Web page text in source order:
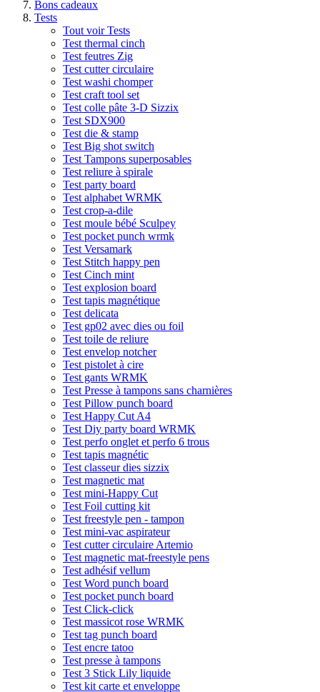
Bons cadeaux
Tests
Tout voir Tests
Test thermal cinch
Test feutres Zig
Test cutter circulaire
Test washi chomper
Test craft tool set
Test colle pâte 3-D Sizzix
Test SDX900
Test die & stamp
Test Big shot switch
Test Tampons superposables
Test reliure à spirale
Test party board
Test alphabet WRMK
Test crop-a-dile
Test moule bébé Sculpey
Test pocket punch wrmk
Test Versamark
Test Stitch happy pen
Test Cinch mint
Test explosion board
Test tapis magnétique
Test delicata
Test gp02 avec dies ou foil
Test toile de reliure
Test envelop notcher
Test pistolet à cire
Test gants WRMK
Test Presse à tampons sans charnières
Test Pillow punch board
Test Happy Cut A4
Test Diy party board WRMK
Test perfo onglet et perfo 6 trous
Test tapis magnétic
Test classeur dies sizzix
Test magnetic mat
Test mini-Happy Cut
Test Foil cutting kit
Test freestyle pen - tampon
Test mini-vac aspirateur
Test cutter circulaire Artemio
Test magnetic mat-freestyle pens
Test adhésif vellum
Test Word punch board
Test pocket punch board
Test Click-click
Test massicot rose WRMK
Test tag punch board
Test encre tatoo
Test presse à tampons
Test 3 Stick Lily liquide
Test kit carte et enveloppe